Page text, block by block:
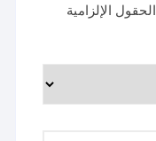
الحقول الإلزامية